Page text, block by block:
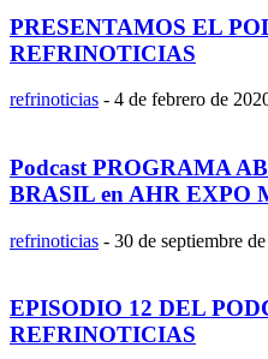
PRESENTAMOS EL
REFRINOTICIAS
refrinoticias - 4 de febrero de
Podcast PROGRAMA
BRASIL en AHR EXPO
refrinoticias - 30 de septiembre
EPISODIO 12 DEL
REFRINOTICIAS